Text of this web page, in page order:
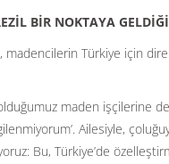
BİR NOKTAYA
madencilerin Türkiye için
maden işçilerine
Ailesiyle,
Bu, Türkiye’de